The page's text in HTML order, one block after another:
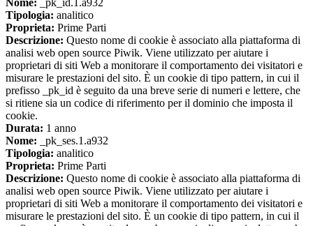
Nome: _pk_id.1.a932
Tipologia: analitico
Proprieta: Prime Parti
Descrizione: Questo nome di cookie è associato alla piattaforma di
analisi web open source Piwik. Viene utilizzato per aiutare i
proprietari di siti Web a monitorare il comportamento dei visitatori e
misurare le prestazioni del sito. È un cookie di tipo pattern, in cui il
prefisso _pk_id è seguito da una breve serie di numeri e lettere, che
si ritiene sia un codice di riferimento per il dominio che imposta il
cookie.
Durata: 1 anno
Nome: _pk_ses.1.a932
Tipologia: analitico
Proprieta: Prime Parti
Descrizione: Questo nome di cookie è associato alla piattaforma di
analisi web open source Piwik. Viene utilizzato per aiutare i
proprietari di siti Web a monitorare il comportamento dei visitatori e
misurare le prestazioni del sito. È un cookie di tipo pattern, in cui il